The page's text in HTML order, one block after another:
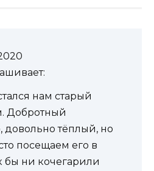
нам старый
Добротный
довольно тёплый, но
посещаем его в
бы ни кочегарили